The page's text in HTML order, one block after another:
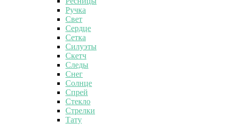
Ручка
Свет
Сердце
Сетка
Силуэты
Скетч
Следы
Снег
Солнце
Спрей
Стекло
Стрелки
Тату